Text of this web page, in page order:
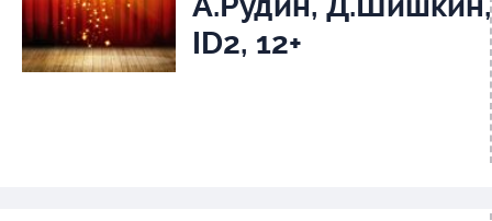
ID2, 12+